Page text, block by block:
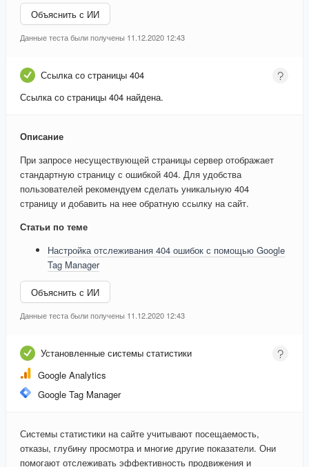
Объяснить с ИИ
Данные теста были получены 11.12.2020 12:43
Ссылка со страницы 404
Ссылка со страницы 404 найдена.
Описание
При запросе несуществующей страницы сервер отображает
стандартную страницу с ошибкой 404. Для удобства
пользователей рекомендуем сделать уникальную 404
страницу и добавить на нее обратную ссылку на сайт.
Статьи по теме
Настройка отслеживания 404 ошибок с помощью Google
Tag Manager
Объяснить с ИИ
Данные теста были получены 11.12.2020 12:43
Установленные системы статистики
Google Analytics
Google Tag Manager
Системы статистики на сайте учитывают посещаемость,
отказы, глубину просмотра и многие другие показатели. Они
помогают отслеживать эффективность продвижения и